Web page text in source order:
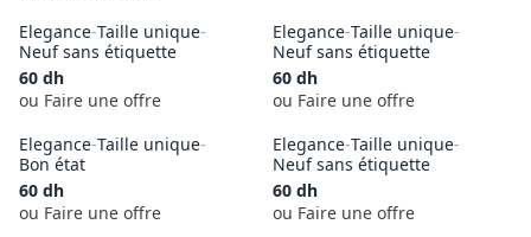
Elegance-Taille unique-
Neuf sans étiquette
60 dh
ou Faire une offre
Elegance-Taille unique-
Neuf sans étiquette
60 dh
ou Faire une offre
Elegance-Taille unique-
Bon état
60 dh
ou Faire une offre
Elegance-Taille unique-
Neuf sans étiquette
60 dh
ou Faire une offre